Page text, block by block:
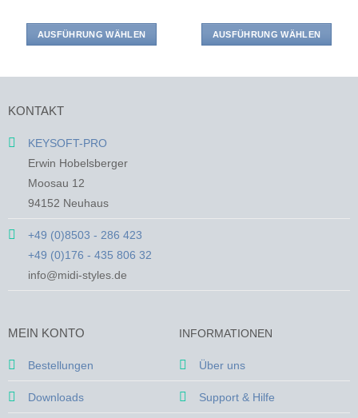
AUSFÜHRUNG WÄHLEN
auf.
Optionen
auf
der
Produktseite
gewählt
werden
AUSFÜHRUNG WÄHLEN
der
KONTAKT
KEYSOFT-PRO
Erwin Hobelsberger
Moosau 12
94152 Neuhaus
+49 (0)8503 - 286 423
+49 (0)176 - 435 806 32
info@midi-styles.de
MEIN KONTO
Bestellungen
Downloads
INFORMATIONEN
Über uns
Support & Hilfe